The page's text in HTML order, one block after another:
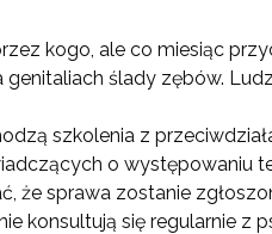
kogo, ale co miesiąc
genitaliach ślady zębów.
szkolenia z
o występowaniu
że sprawa zostanie
konsultują się regularnie z